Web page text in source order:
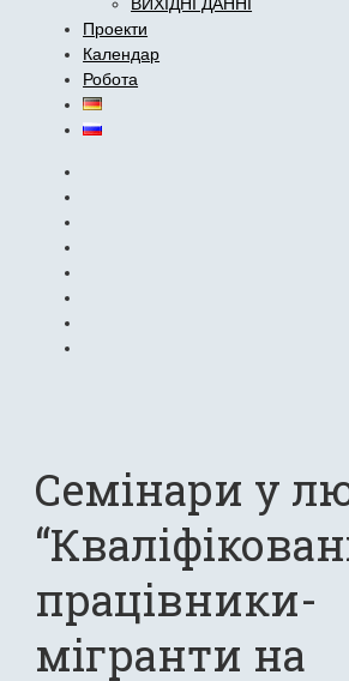
Проекти
Календар
Робота
Семiнари у
працівники-
мігранти на